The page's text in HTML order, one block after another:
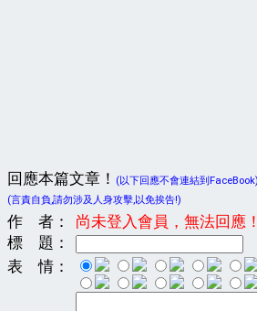
回應本篇文章！
(以下回應不會連結到FaceBook)
(言責自負,請勿涉及人身攻擊,以免挨告!)
作 者：
尚未登入會員，無法回應！
標 題：
表 情：